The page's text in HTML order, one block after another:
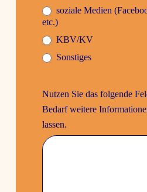
soziale Medien
etc.)
KBV/KV
Sons­tiges
Nutzen Sie das folgende
Bedarf weitere
lassen.